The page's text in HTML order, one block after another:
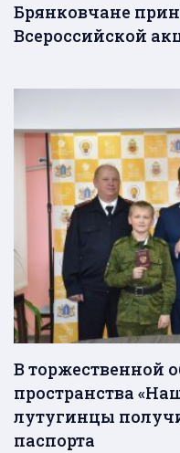
Брянковчане
Всероссийской
В торжественной
пространства
лутугинцы
паспорта